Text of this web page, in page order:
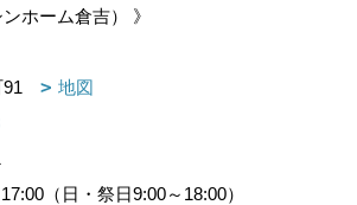
ホーム倉吉） 》
91
地図
（日・祭日9:00～18:00）